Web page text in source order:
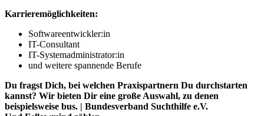
Karrieremöglichkeiten:
Softwareentwickler:in
IT-Consultant
IT-Systemadministrator:in
und weitere spannende Berufe
Du fragst Dich, bei welchen Praxispartnern Du durchstarten
kannst? Wir bieten Dir eine große Auswahl, zu denen
beispielsweise bus. | Bundesverband Suchthilfe e.V.